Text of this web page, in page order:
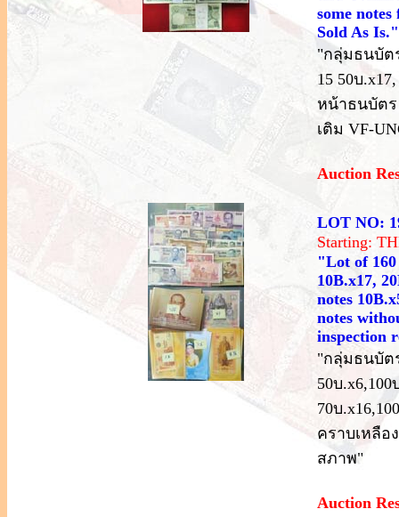
some
Sold As Is."
"กลุ่มธนบัต
15 50บ
หน้าธนบัตร
เติม VF-
Auction
LOT NO:
Starting:
"Lot of
10B.x17,
notes
notes
inspection
"กลุ่มธนบัต
50บ
70บ
คราบเหลือ
สภาพ"
Auction